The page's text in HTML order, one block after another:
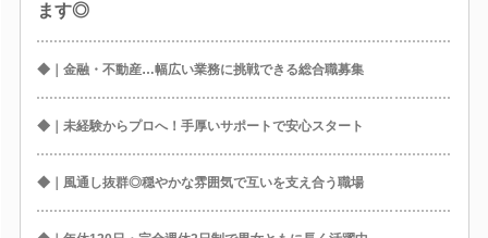
ます◎
◆｜金融・不動産…幅広い業務に挑戦できる総合職募集
◆｜未経験からプロへ！手厚いサポートで安心スタート
◆｜風通し抜群◎穏やかな雰囲気で互いを支え合う職場